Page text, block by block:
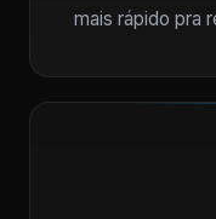
mais rápido pra